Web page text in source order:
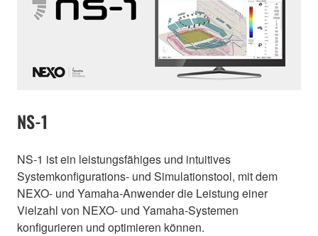
NS-1
NS-1 ist ein leistungsfähiges und intuitives
Systemkonfigurations- und Simulationstool, mit dem
NEXO- und Yamaha-Anwender die Leistung einer
Vielzahl von NEXO- und Yamaha-Systemen
konfigurieren und optimieren können.